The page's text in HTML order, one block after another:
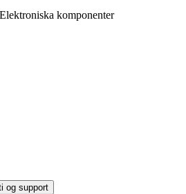
komponenter
og support